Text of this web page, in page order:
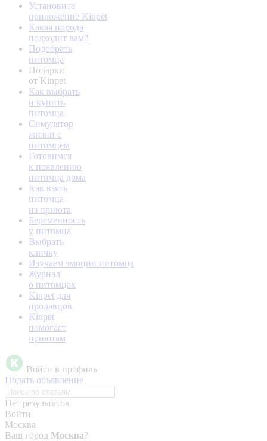
Установите
приложение Kinpet
Какая порода
подходит вам?
Подобрать
питомца
Подарки
от Kinpet
Как выбрать
и купить
питомца
Симулятор
жизни с
питомцем
Готовимся
к появлению
питомца дома
Как взять
питомца
из приюта
Беременность
у питомца
Выбрать
кличку
Изучаем эмоции питомца
Журнал
о питомцах
Kinpet для
продавцов
Kinpet
помогает
приютам
Войти в профиль
Подать объявление
Нет результатов
Войти
Москва
Ваш город Москва?